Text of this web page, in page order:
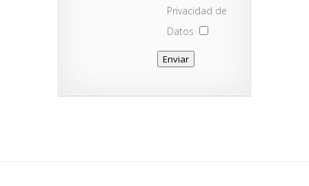
Privacidad de
Datos